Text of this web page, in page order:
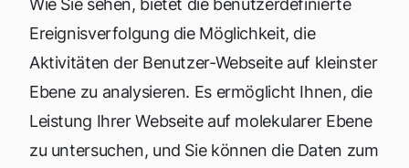
Wie Sie sehen, bietet die benutzerdefinierte
Ereignisverfolgung die Möglichkeit, die
Aktivitäten der Benutzer-Webseite auf kleinster
Ebene zu analysieren. Es ermöglicht Ihnen, die
Leistung Ihrer Webseite auf molekularer Ebene
zu untersuchen, und Sie können die Daten zum